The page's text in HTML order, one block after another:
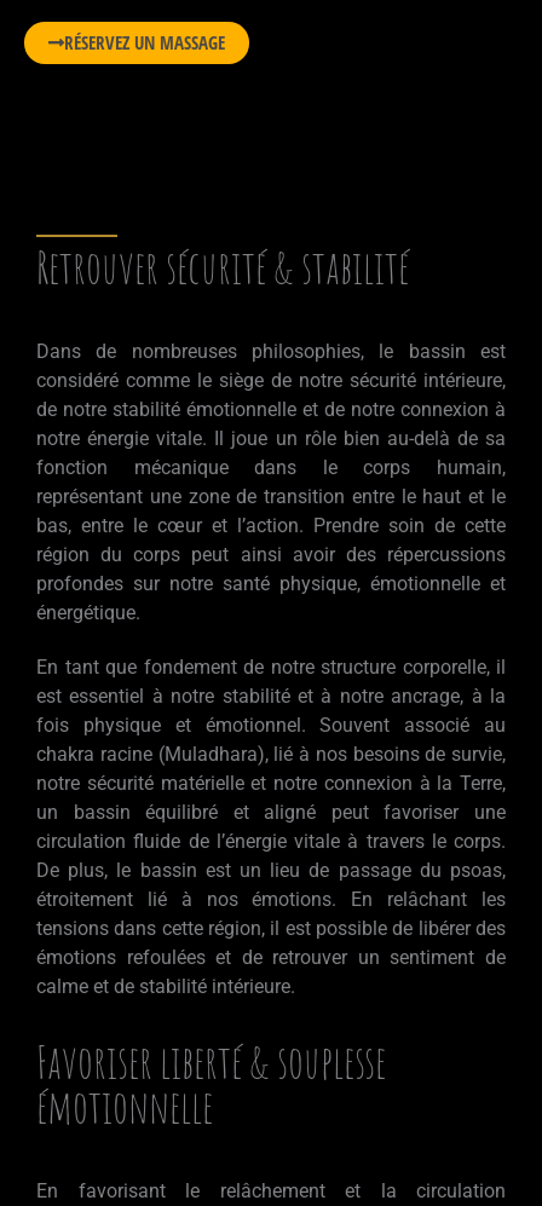
RÉSERVEZ UN MASSAGE
Retrouver sécurité & stabilité
Dans de nombreuses philosophies, le bassin est
considéré comme le siège de notre sécurité intérieure,
de notre stabilité émotionnelle et de notre connexion à
notre énergie vitale. Il joue un rôle bien au-delà de sa
fonction mécanique dans le corps humain,
représentant une zone de transition entre le haut et le
bas, entre le cœur et l’action. Prendre soin de cette
région du corps peut ainsi avoir des répercussions
profondes sur notre santé physique, émotionnelle et
énergétique.
En tant que fondement de notre structure corporelle, il
est essentiel à notre stabilité et à notre ancrage, à la
fois physique et émotionnel. Souvent associé au
chakra racine (Muladhara), lié à nos besoins de survie,
notre sécurité matérielle et notre connexion à la Terre,
un bassin équilibré et aligné peut favoriser une
circulation fluide de l’énergie vitale à travers le corps.
De plus, le bassin est un lieu de passage du psoas,
étroitement lié à nos émotions. En relâchant les
tensions dans cette région, il est possible de libérer des
émotions refoulées et de retrouver un sentiment de
calme et de stabilité intérieure.
Favoriser liberté & souplesse
émotionnelle
En favorisant le relâchement et la circulation